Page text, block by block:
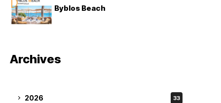
Byblos Beach
Archives
2026 33